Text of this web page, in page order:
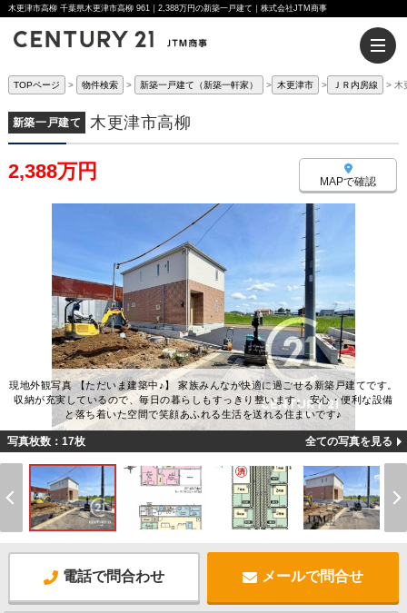
木更津市高柳 千葉県木更津市高柳 961｜2,388万円の新築一戸建て｜株式会社JTM商事
TOPページ 物件検索 新築一戸建て（新築一軒家） 木更津市 ＪＲ内房線 木
新築一戸建て 木更津市高柳
2,388万円 MAPで確認
現地外観写真 【ただいま建築中♪】 家族みんなが快適に過ごせる新築戸建てです。
収納が充実しているので、毎日の暮らしもすっきり整います。 安心・便利な設備
と落ち着いた空間で笑顔あふれる生活を送れる住まいです♪
写真枚数：17枚 全ての写真を見る
電話で問合わせ メールで問合せ